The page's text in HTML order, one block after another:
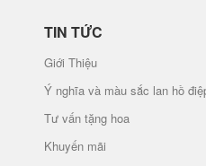
TIN TỨC
Giới Thiệu
Ý nghĩa và màu sắc lan hồ
Tư vấn tặng hoa
Khuyến mãi